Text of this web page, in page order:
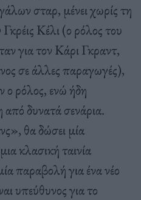
σταρ, μένει χωρίς τη
Κέλι (ο ρόλος του
για τον Κάρι Γκραντ,
σε άλλες παραγωγές),
ο ρόλος, ενώ ήδη
από δυνατά σενάρια.
θα δώσει μία
κλασική ταινία
παραβολή για ένα νέο
υπεύθυνος για το